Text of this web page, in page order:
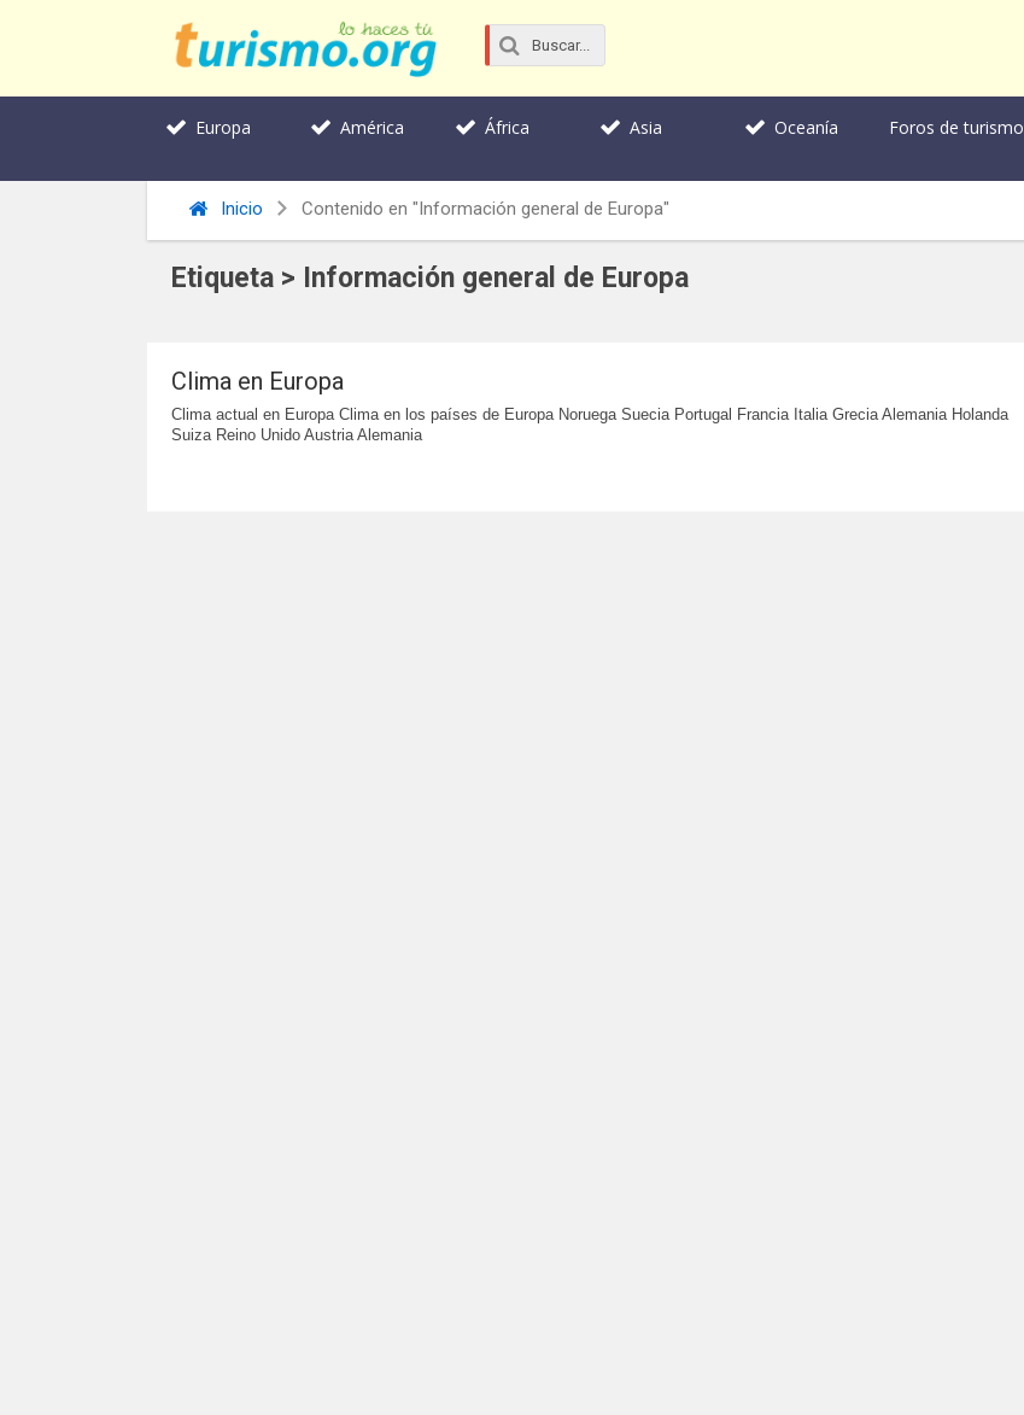
Europa América África Asia Oceanía Foros de turismo
Inicio Contenido en "Información general de Europa"
Etiqueta > Información general de Europa
Clima en Europa
Clima actual en Europa Clima en los países de Europa Noruega Suecia Portugal Francia Italia Grecia Alemania Holanda
Suiza Reino Unido Austria Alemania